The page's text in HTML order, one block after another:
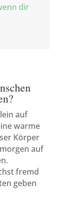
dir
auf
warme
Körper
auf
fremd
geben